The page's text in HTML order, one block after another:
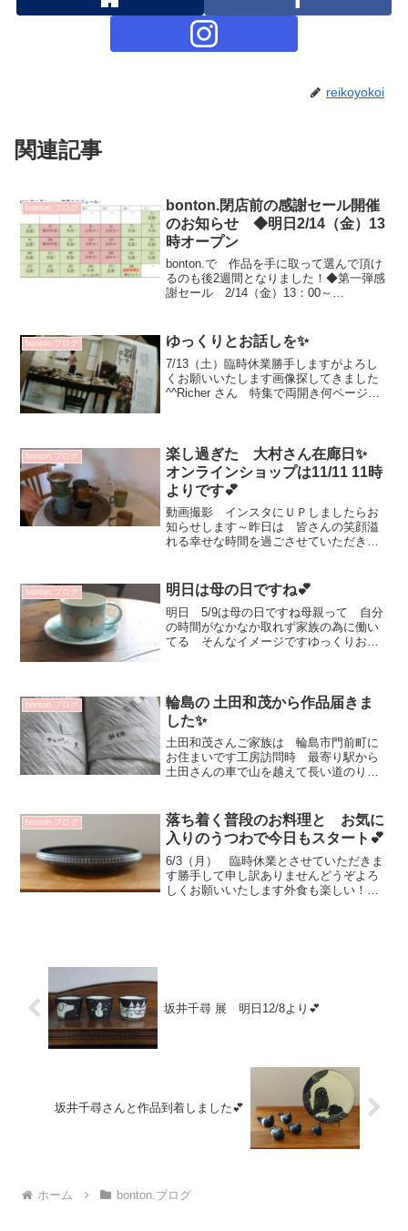
reikoyokoi
関連記事
bonton.ブログ
bonton.閉店前の感謝セール開催
のお知らせ ◆明日2/14（金）13
時オープン
bonton.で 作品を手に取って選んで頂け
るのも後2週間となりました！◆第一弾感
謝セール 2/14（金）13：00～
ています✨📌お支払いは現金のみとさ...
bonton.ブログ ゆっくりとお話しを✨
7/13（土）臨時休業勝手しますがよろし
くお願いいたします画像探してきました
^^Richer さん 特集で両開き何ページも
客さま♡沖澤...
bonton.ブログ
楽し過ぎた 大村さん在廊日✨
オンラインショップは11/11 11時
よりです💕
動画撮影 インスタにＵＰしましたらお
知らせします～昨日は 皆さんの笑顔溢
れる幸せな時間を過ごさせていただきま
れて 注いでくれるエトネさんの焼菓子
と一緒に♡使い心地確認で...
bonton.ブログ 明日は母の日ですね💕
明日 5/9は母の日ですね母親って 自分
の時間がなかなか取れず家族の為に働い
てる そんなイメージですゆっくりお茶
な種類ありますねお洒...
bonton.ブログ
輪島の 土田和茂から作品届きま
した✨
土田和茂さんご家族は 輪島市門前町に
お住まいです工房訪問時 最寄り駅から
土田さんの車で山を越えて長い道のりで
のメッセージを受け取った時は本当に嬉
しかったです！しかしま...
bonton.ブログ
落ち着く普段のお料理と お気に
入りのうつわで今日もスタート💕
6/3（月） 臨時休業とさせていただきま
す勝手して申し訳ありませんどうぞよろ
しくお願いいたします外食も楽しい！
坂井千尋 展 明日12/8より💕
坂井千尋さんと作品到着しました💕
ホーム bonton.ブログ